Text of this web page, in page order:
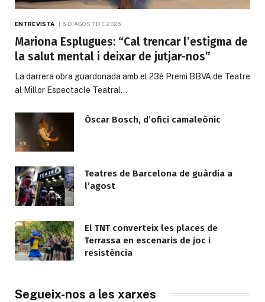
ENTREVISTA 6 D'AGOST DE 2026
Mariona Esplugues: “Cal trencar l’estigma de
la salut mental i deixar de jutjar-nos”
La darrera obra guardonada amb el 23è Premi BBVA de Teatre
al Millor Espectacle Teatral…
Òscar Bosch, d’ofici camaleònic
Teatres de Barcelona de guàrdia a
l’agost
El TNT converteix les places de
Terrassa en escenaris de joc i
resistència
Segueix-nos a les xarxes